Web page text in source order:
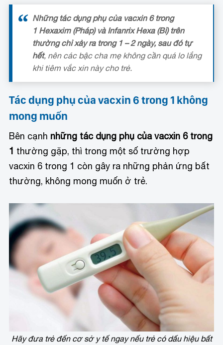
Những tác dụng phụcủa vacxin 6 trong
1 Hexaxim (Pháp) và Infanrix Hexa (Bỉ) trên
thường chỉ xảy ra trong 1 – 2 ngày, sau đó tự
hết, nên các bậc cha mẹ không cần quá lo lắng
khi tiêm vắc xin này cho trẻ.
Tác dụng phụ của vacxin 6 trong 1 không
mong muốn
Bên cạnh những tác dụng phụ của vacxin 6 trong
1 thường gặp, thì trong một số trường hợp
vacxin 6 trong 1 còn gây ra những phản ứng bất
thường, không mong muốn ở trẻ.
Hãy đưa trẻ đến cơ sở y tế ngay nếu trẻ có dấu hiệu bất